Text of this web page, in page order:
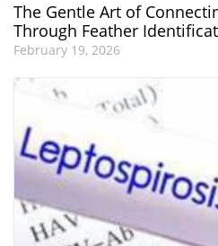
The Gentle Art of
Through Feather
February 19, 2026